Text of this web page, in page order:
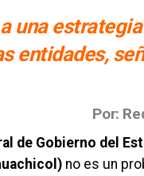
una estrategia
entidades,
Por:
de Gobierno del
no es un